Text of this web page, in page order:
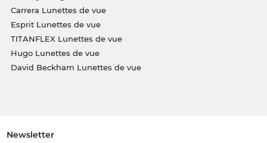
Carrera Lunettes de vue
Esprit Lunettes de vue
TITANFLEX Lunettes de vue
Hugo Lunettes de vue
David Beckham Lunettes de vue
Newsletter